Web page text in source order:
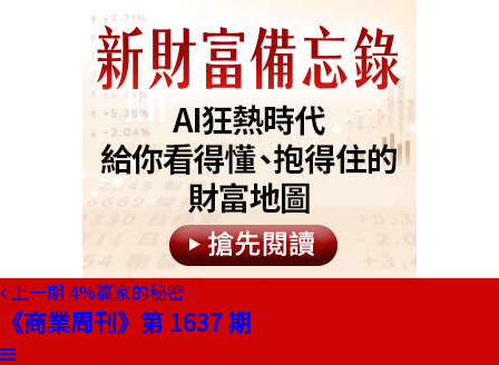
上一期 4%贏家的秘密
《商業周刊》第 1637 期